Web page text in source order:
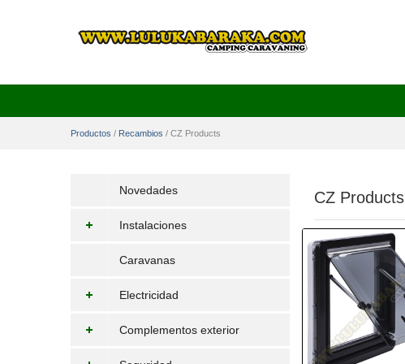
Productos / Recambios / CZ Products
Novedades
Instalaciones
Caravanas
Electricidad
Complementos exterior
CZ Products